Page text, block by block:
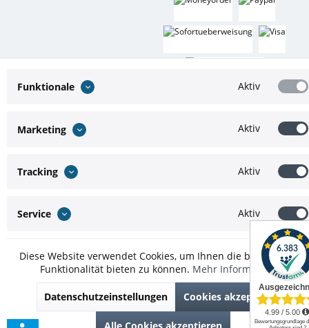
Nachnahmegebühren, wenn nicht anders beschrieben
Funktionale Aktiv
Marketing Aktiv
Tracking Aktiv
Service Aktiv
Diese Website verwendet Cookies, um Ihnen die bestmögliche
Funktionalität bieten zu können. Mehr Informationen
Datenschutzeinstellungen Cookies akzeptieren